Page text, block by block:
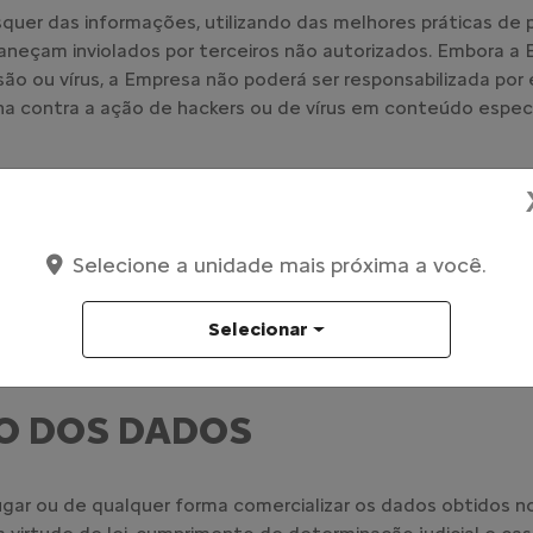
das informações, utilizando das melhores práticas
inviolados por terceiros não autorizados. Embora
ou vírus, a Empresa não poderá ser responsabilizada
contra a ação de hackers ou de vírus em conteúdo
acesso às informações e dados protegidos sob a
aplicável será o Usuário o único e integral responsável
DOS DADOS
ou de qualquer forma comercializar os dados obtidos
Selecione a unidade mais próxima a você.
Selecionar